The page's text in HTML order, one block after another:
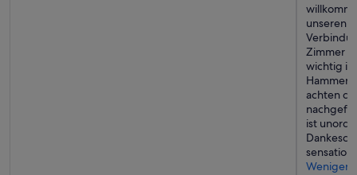
unseren
Zimmer
wichtig
Hammer,
achten
ist
Weniger